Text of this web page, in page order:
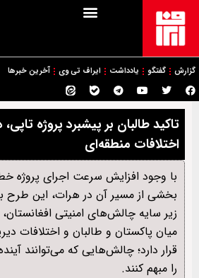
گزارش گفتگو یادداشت ایراف تی وی آخرین خبرها
تاکید طالبان بر پیشبرد پروژه
اختلافات منطقه‌ای
با وجود افزایش سرعت اجرای پروژه
بخشی از مسیر آن در هرات، این طرح
زیر سایه چالش‌های امنیتی
میان پاکستان و طالبان و اختلافات
قرار دارد؛ چالش‌هایی که می‌توانند
را مبهم کنند.